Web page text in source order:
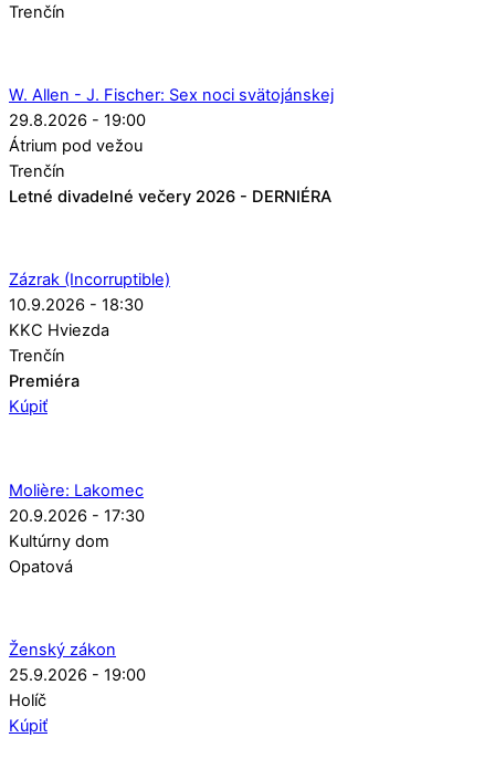
Trenčín
W. Allen - J. Fischer: Sex noci svätojánskej
29.8.2026 - 19:00
Átrium pod vežou
Trenčín
Letné divadelné večery 2026 - DERNIÉRA
Zázrak (Incorruptible)
10.9.2026 - 18:30
KKC Hviezda
Trenčín
Premiéra
Kúpiť
Molière: Lakomec
20.9.2026 - 17:30
Kultúrny dom
Opatová
Ženský zákon
25.9.2026 - 19:00
Holíč
Kúpiť